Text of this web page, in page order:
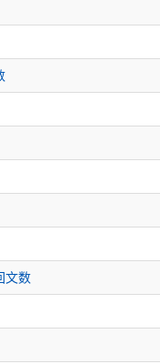
文数